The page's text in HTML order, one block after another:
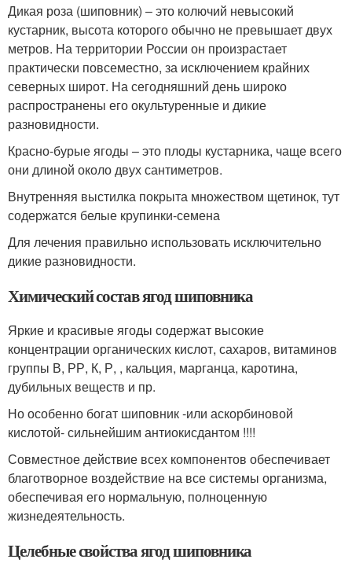
Дикая роза (шиповник) – это колючий невысокий
кустарник, высота которого обычно не превышает двух
метров. На территории России он произрастает
практически повсеместно, за исключением крайних
северных широт. На сегодняшний день широко
распространены его окультуренные и дикие
разновидности.
Красно-бурые ягоды – это плоды кустарника, чаще всего
они длиной около двух сантиметров.
Внутренняя выстилка покрыта множеством щетинок, тут
содержатся белые крупинки-семена
Для лечения правильно использовать исключительно
дикие разновидности.
Химический состав ягод шиповника
Яркие и красивые ягоды содержат высокие
концентрации органических кислот, сахаров, витаминов
группы В, РР, К, Р, , кальция, марганца, каротина,
дубильных веществ и пр.
Но особенно богат шиповник -или аскорбиновой
кислотой- сильнейшим антиокисдантом !!!!
Совместное действие всех компонентов обеспечивает
благотворное воздействие на все системы организма,
обеспечивая его нормальную, полноценную
жизнедеятельность.
Целебные свойства ягод шиповника